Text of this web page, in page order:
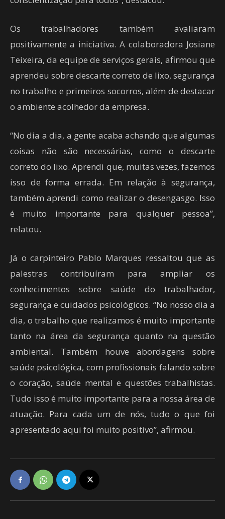
Os trabalhadores também avaliaram
positivamente a iniciativa. A colaboradora Josiane
Teixeira, da equipe de serviços gerais, afirmou que
aprendeu sobre descarte correto de lixo, segurança
no trabalho e primeiros socorros, além de destacar
o ambiente acolhedor da empresa.
“No dia a dia, a gente acaba achando que algumas
coisas não são necessárias, como o descarte
correto do lixo. Aprendi que, muitas vezes, fazemos
isso de forma errada. Em relação à segurança,
também aprendi como realizar o desengasgo. Isso
é muito importante para qualquer pessoa”,
relatou.
Já o carpinteiro Pablo Marques ressaltou que as
palestras contribuíram para ampliar os
conhecimentos sobre saúde do trabalhador,
segurança e cuidados psicológicos. “No nosso dia a
dia, o trabalho que realizamos é muito importante
tanto na área da segurança quanto na questão
ambiental. Também houve abordagens sobre
saúde psicológica, com profissionais falando sobre
o coração, saúde mental e questões trabalhistas.
Tudo isso é muito importante para a nossa área de
atuação. Para cada um de nós, tudo o que foi
apresentado aqui foi muito positivo”, afirmou.